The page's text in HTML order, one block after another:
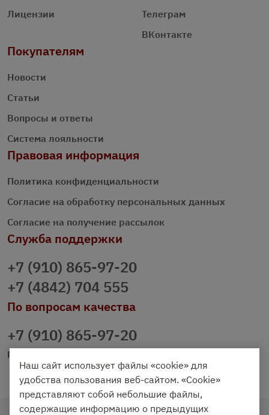
Лицензии
Телеграм
ВКонтакте
Покупателям
Новости
Статьи
Вопросы и ответы
Система лояльности
Правовая информация
Политика конфиденциальности
Согласие на обработку персональных данных
Согласие на получение рассылок
Служба поддержки
+7 (910) 865-97-20
+7 (4842) 704 555
По вопросам качества
+7 (910) 865-97-20
prazdnichniy40@palmi.ru
Наш сайт использует файлы «cookie» для
удобства пользования веб-сайтом. «Cookie»
представляют собой небольшие файлы,
содержащие информацию о предыдущих